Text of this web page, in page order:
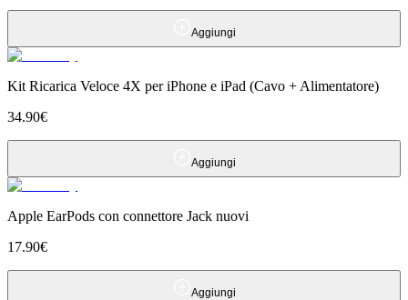
Aggiungi
Kit Ricarica Veloce 4X per iPhone e iPad (Cavo + Alimentatore)
34.90€
Aggiungi
Apple EarPods con connettore Jack nuovi
17.90€
Aggiungi